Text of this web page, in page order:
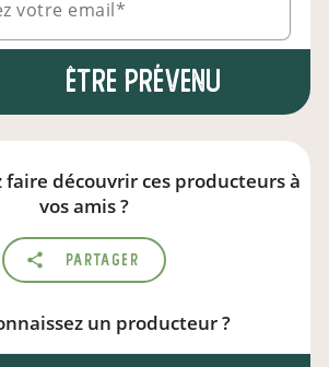
votre email*
Être prévenu
faire découvrir ces producteurs à
vos amis ?
Partager
un producteur ?